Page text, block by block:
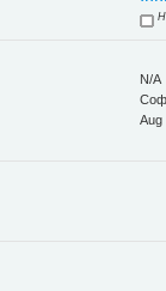
N/A
Aug